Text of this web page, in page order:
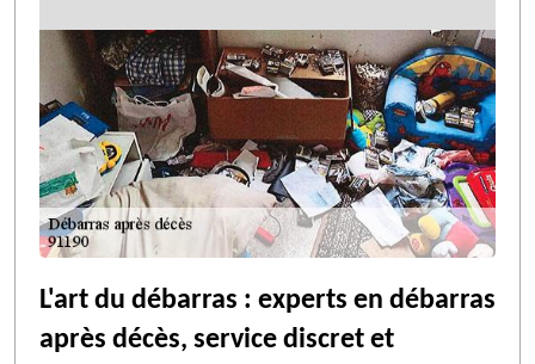
L'art du débarras : experts en débarras
après décès, service discret et